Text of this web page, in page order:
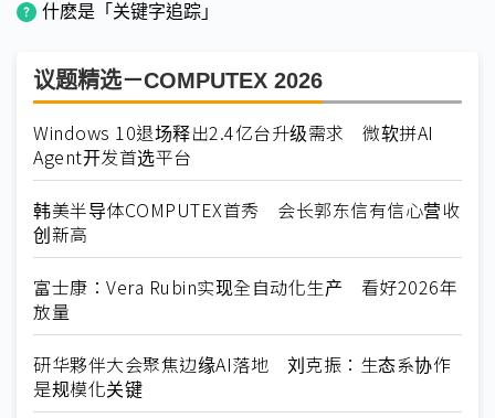
什麽是「关键字追踪」
议题精选－COMPUTEX 2026
Windows 10退场释出2.4亿台升级需求 微软拼AI
Agent开发首选平台
韩美半导体COMPUTEX首秀 会长郭东信有信心营收
创新高
富士康：Vera Rubin实现全自动化生产 看好2026年
放量
研华夥伴大会聚焦边缘AI落地 刘克振：生态系协作
是规模化关键